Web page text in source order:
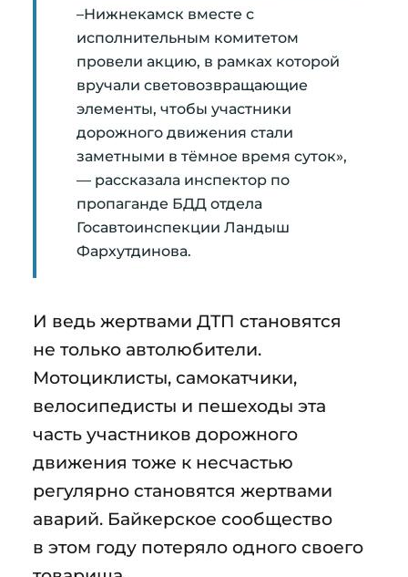
–Нижнекамск вместе с
исполнительным комитетом
провели акцию, в рамках которой
вручали световозвращающие
элементы, чтобы участники
дорожного движения стали
заметными в тёмное время суток»,
— рассказала инспектор по
пропаганде БДД отдела
Госавтоинспекции Ландыш
Фархутдинова.
И ведь жертвами ДТП становятся
не только автолюбители.
Мотоциклисты, самокатчики,
велосипедисты и пешеходы эта
часть участников дорожного
движения тоже к несчастью
регулярно становятся жертвами
аварий. Байкерское сообщество
в этом году потеряло одного своего